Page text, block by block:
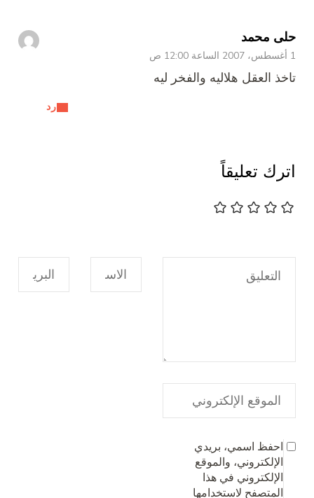
حلى محمد
1 أغسطس، 2007 الساعة 12:00 ص
رد
تاخذ العقل هلاليه والفخر ليه
اترك تعليقاً
احفظ اسمي، بريدي
الإلكتروني، والموقع
الإلكتروني في هذا
المتصفح لاستخدامها